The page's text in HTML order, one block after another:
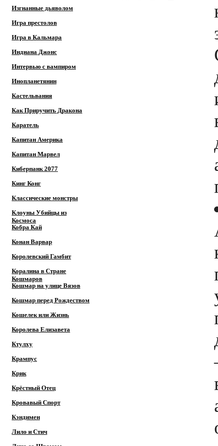
Изгнанные дьяволом
Игра престолов
Игра в Кальмара
Индиана Джонс
Интервью с вампиром
Инопланетянин
Кастельвания
Как Приручить Дракона
Каратель
Капитан Америка
Капитан Марвел
Киберпанк 2077
Кинг Конг
Классические монстры
Клоуны Убийцы из
Космоса
Кобра Кай
Конан Варвар
Королевский Гамбит
Коралина в Стране
Кошмаров
Кошмар на улице Вязов
Кошмар перед Рождеством
Кошелек или Жизнь
Королева Елизавета
Ктулху
Крампус
Крик
Крёстный Отец
Кровавый Спорт
Кэндимен
Лило и Стич